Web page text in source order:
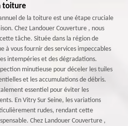
toiture
de la toiture est une étape cruciale
Chez Landouer Couverture , nous
tâche. Située dans la région de
à vous fournir des services impeccables
intempéries et des dégradations.
minutieuse pour déceler les tuiles
et les accumulations de débris.
essentiel pour éviter les
En Vitry Sur Seine, les variations
rudes, rendant cette
Chez Landouer Couverture ,